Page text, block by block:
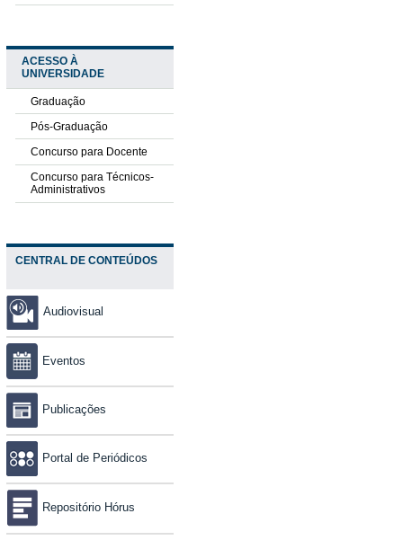
ACESSO À
UNIVERSIDADE
Graduação
Pós-Graduação
Concurso para Docente
Concurso para Técnicos-
Administrativos
CENTRAL DE CONTEÚDOS
Audiovisual
Eventos
Publicações
Portal de Periódicos
Repositório Hórus